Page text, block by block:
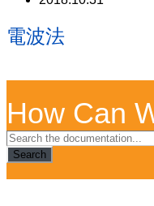
電波法
How Can
Search